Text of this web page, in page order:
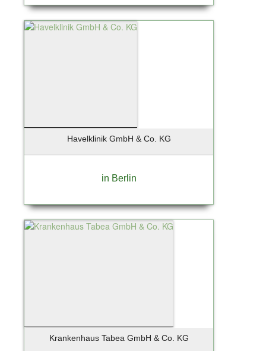
Havelklinik GmbH & Co. KG
in Berlin
Krankenhaus Tabea GmbH & Co. KG